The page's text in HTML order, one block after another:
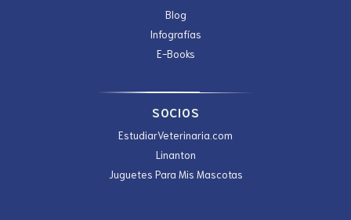
Blog
Infografías
E-Books
SOCIOS
EstudiarVeterinaria.com
Linanton
Juguetes Para Mis Mascotas